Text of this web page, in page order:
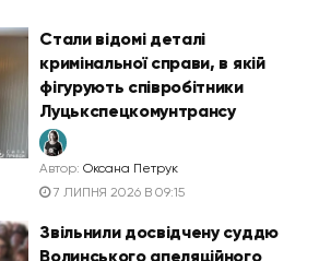
Стали відомі деталі
кримінальної справи, в якій
фігурують співробітники
Луцькспецкомунтрансу
Автор: Оксана Петрук
7 ЛИПНЯ 2026 В 09:15
Звільнили досвідчену суддю
Волинського апеляційного